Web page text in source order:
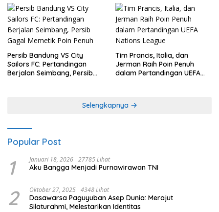
Persib Bandung VS City
Sailors FC: Pertandingan
Berjalan Seimbang, Persib
Tim Prancis, Italia, dan
Jerman Raih Poin Penuh
dalam Pertandingan UEFA
Selengkapnya
Popular Post
1 Januari 18, 2026 27785 Lihat
Aku Bangga Menjadi Purnawirawan TNI
2 Oktober 27, 2025 4348 Lihat
Dasawarsa Paguyuban Asep Dunia: Merajut
Silaturahmi, Melestarikan Identitas